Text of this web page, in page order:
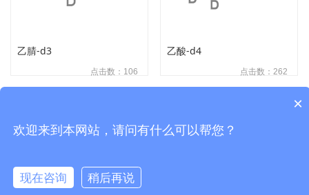
乙腈-d3
点击数：106
乙酸-d4
点击数：262
×
欢迎来到本网站，请问有什么可以帮您？
现在咨询 稍后再说